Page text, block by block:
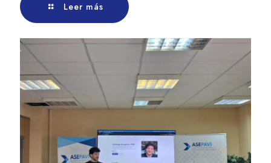
Leer más